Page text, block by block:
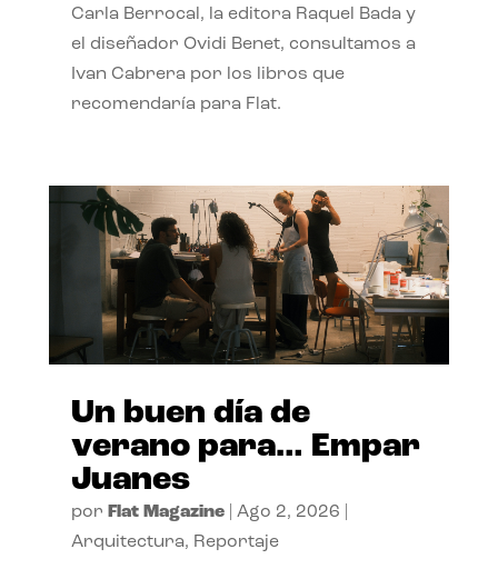
Carla Berrocal, la editora Raquel Bada y
el diseñador Ovidi Benet, consultamos a
Ivan Cabrera por los libros que
recomendaría para Flat.
Un buen día de
verano para… Empar
Juanes
por Flat Magazine| Ago 2, 2026
Arquitectura, Reportaje